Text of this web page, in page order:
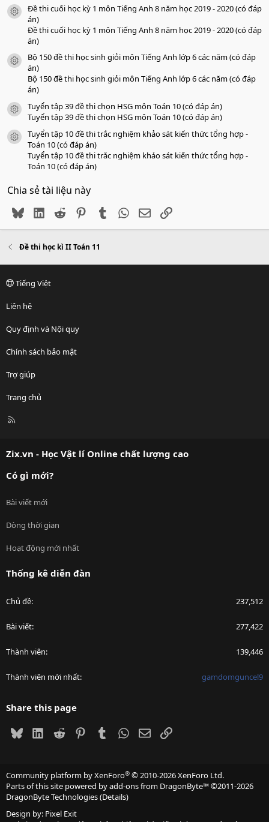
icon tài liệu
Đề thi cuối học kỳ 1 môn Tiếng Anh 8 năm học 2019 - 2020 (có đáp
án)
Đề thi cuối học kỳ 1 môn Tiếng Anh 8 năm học 2019 - 2020 (có đáp
án)
icon tài liệu
Bộ 150 đề thi học sinh giỏi môn Tiếng Anh lớp 6 các năm (có đáp
án)
Bộ 150 đề thi học sinh giỏi môn Tiếng Anh lớp 6 các năm (có đáp
án)
icon tài liệu
Tuyển tập 39 đề thi chọn HSG môn Toán 10 (có đáp án)
Tuyển tập 39 đề thi chọn HSG môn Toán 10 (có đáp án)
icon tài liệu
Tuyển tập 10 đề thi trắc nghiệm khảo sát kiến thức tổng hợp -
Toán 10 (có đáp án)
Tuyển tập 10 đề thi trắc nghiệm khảo sát kiến thức tổng hợp -
Toán 10 (có đáp án)
Chia sẻ tài liệu này
BlueskyLinkedIn
Reddit PinterestTumblr WhatsApp
EmailLink
Đề thi học kì II Toán 11
Tiếng Việt
Liên hệ
Quy định và Nội quy
Chính sách bảo mật
Trợ giúp
Trang chủ
R
Zix.vn - Học Vật lí Online chất lượng cao
Có gì mới?
Bài viết mới
Dòng thời gian
Hoạt động mới nhất
Thống kê diễn đàn
Chủ đề 237,512
Bài viết 277,422
Thành viên 139,446
Thành viên mới nhất gamdomguncel9
Share this page
BlueskyLinkedIn
Reddit PinterestTumblrWhatsApp
EmailLink
Community platform by XenForo® © 2010-2026 XenForo Ltd.
Parts of this site powered byadd-ons from DragonByte™©2011-2026
DragonByte Technologies(Details)
Design by: Pixel Exit